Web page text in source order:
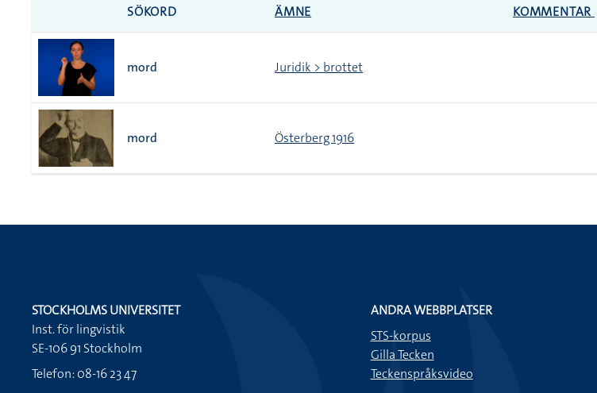
SÖKORD ÄMNE KOMMENTAR
mord Juridik > brottet
mord Österberg 1916
STOCKHOLMS UNIVERSITET
Inst. för lingvistik
SE-106 91 Stockholm
Telefon: 08-16 23 47
ANDRA WEBBPLATSER
STS-korpus
Gilla Tecken
Teckenspråksvideo